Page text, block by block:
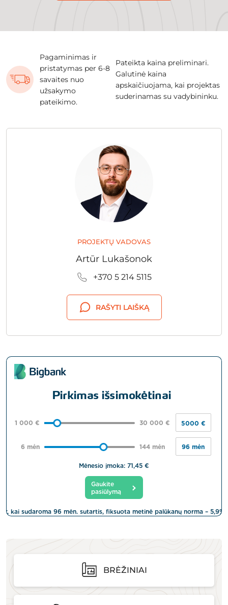
Pagaminimas ir
pristatymas per 6-8
savaites nuo
užsakymo
pateikimo.
Pateikta kaina preliminari.
Galutinė kaina
apskaičiuojama, kai projektas
suderinamas su vadybininku.
PROJEKTŲ VADOVAS
Artūr Lukašonok
+370 5 214 5115
RAŠYTI LAIŠKĄ
BRĖŽINIAI